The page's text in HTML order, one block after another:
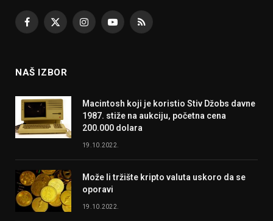
Facebook
X
InstagramYouTubeRSS
NAŠ IZBOR
Macintosh koji je koristio Stiv Džobs davne
1987. stiže na aukciju, početna cena
200.000 dolara
19.10.2022.
Može li tržište kripto valuta uskoro da se
oporavi
19.10.2022.